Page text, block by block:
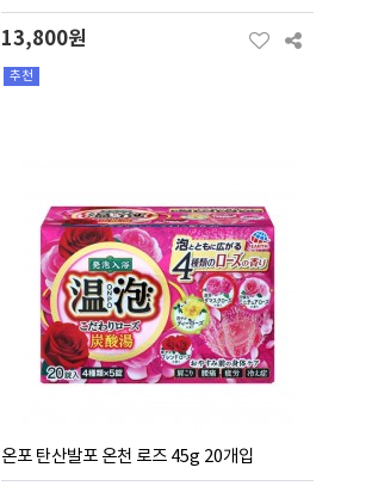
13,800원
추천
온포 탄산발포 온천 로즈 45g 20개입